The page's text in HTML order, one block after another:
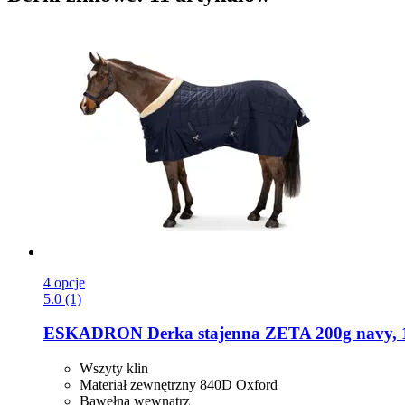
4 opcje
5.0 (1)
ESKADRON Derka stajenna ZETA 200g navy,
Wszyty klin
Materiał zewnętrzny 840D Oxford
Bawełna wewnątrz